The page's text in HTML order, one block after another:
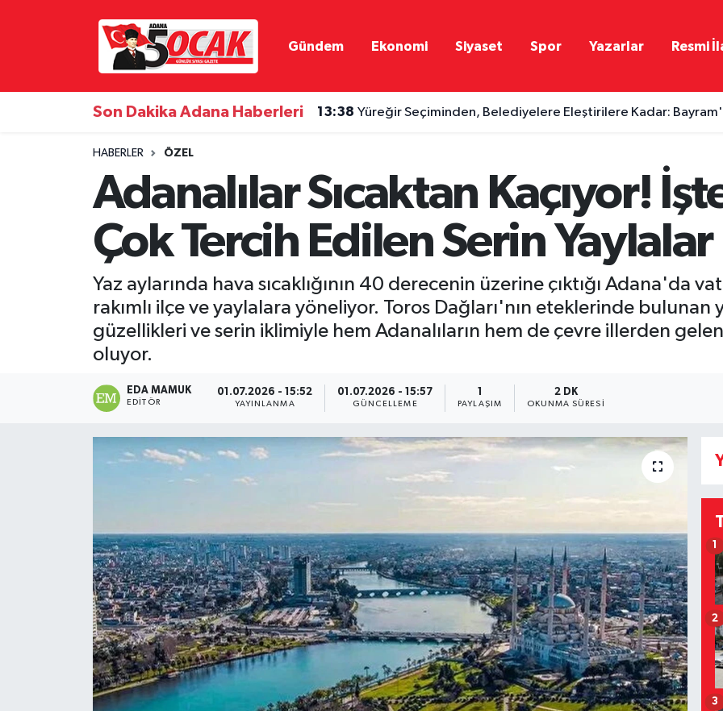
Gündem Ekonomi Siyaset Spor Yazarlar Resmi
Son Dakika Adana Haberleri 13:38 Yüreğir Seçiminden, Belediyelere Eleştirilere Kadar:
HABERLER ÖZEL
Adanalılar Sıcaktan Kaçıyor!
Çok Tercih Edilen Serin Yaylalar
Yaz aylarında hava sıcaklığının 40 derecenin üzerine çıktığı Adana'da
rakımlı ilçe ve yaylalara yöneliyor. Toros Dağları'nın eteklerinde bulunan
güzellikleri ve serin iklimiyle hem Adanalıların hem de çevre illerden
oluyor.
EDA MAMUK
EDITÖR
01.07.2026 - 15:52
YAYINLANMA
01.07.2026 - 15:57
GÜNCELLEME PAYLAŞIM
2 DK
OKUNMA SÜRESI
1
2
3
Gündem
Haber Reklam
Magazin
Siyaset
Yerel Yönetimler
Hava Durumu
Tüm Manşetler
Son Dakika Haberleri
Haber Arşivi